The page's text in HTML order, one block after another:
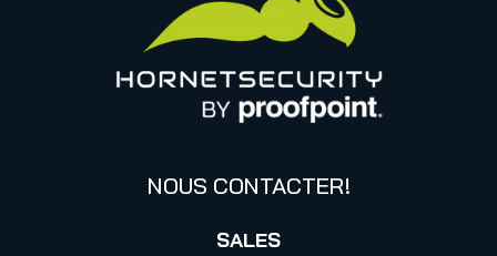
Informations sur la confidentialité des données
NOUS CONTACTER!
SALES